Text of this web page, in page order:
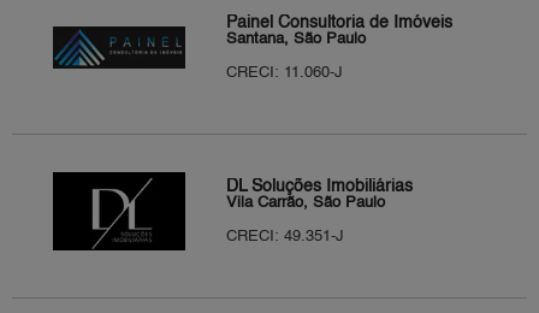
Painel Consultoria de Imóveis
Santana, São Paulo
CRECI: 11.060-J
DL Soluções Imobiliárias
Vila Carrão, São Paulo
CRECI: 49.351-J